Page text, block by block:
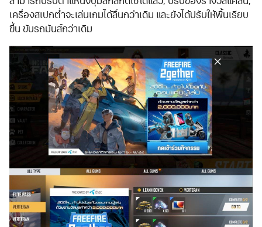
เครื่องสเปกต่ำจะเล่นเกมได้ลื่นกว่าเดิม และยังได้ปรับให้พื้นเรียบ
ขึ้น ขับรถมันส์กว่าเดิม